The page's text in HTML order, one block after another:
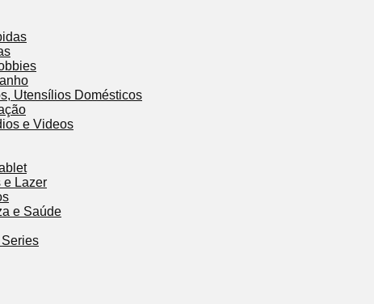
Utensílios Domésticos
e Videos
e Lazer
e Saúde